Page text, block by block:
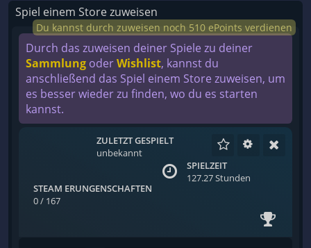
Spiel einem Store zuweisen
Du kannst durch zuweisen noch 510 ePoints verdienen
Durch das zuweisen deiner Spiele zu deiner
Sammlung oderWishlist, kannst du
anschließend das Spiel einem Store zuweisen, um
es besser wieder zu finden, wo du es starten
kannst.
ZULETZT GESPIELT
unbekannt
SPIELZEIT
127.27 Stunden
STEAM ERUNGENSCHAFTEN
0 / 167